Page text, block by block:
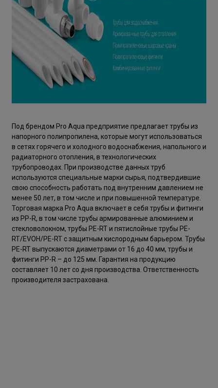
Под брендом Pro Aqua предприятие предлагает трубы из
напорного полипропилена, которые могут использоваться
в сетях горячего и холодного водоснабжения, напольного и
радиаторного отопления, в технологических
трубопроводах. При производстве данных труб
используются специальные марки сырья, подтвердившие
свою способность работать под внутренним давлением не
менее 50 лет, в том числе и при повышенной температуре.
Торговая марка Pro Aqua включает в себя трубы и фитинги
из PP-R, в том числе трубы армированные алюминием и
стекловолокном, трубы PE-RT и пятислойные трубы PE-
RT/EVOH/PE-RT с защитным кислородным барьером. Трубы
PE-RT выпускаются диаметрами от 16 до 40 мм, трубы и
фитинги PP-R – до 125 мм. Гарантия на продукцию
составляет 10 лет со дня производства. Ответственность
производителя застрахована.